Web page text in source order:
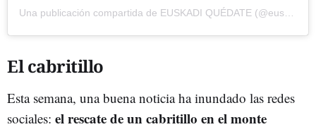
Una publicación compartida de EUSKADI QUÉDATE (@euskadiquedate_etb)
El cabritillo
Esta semana, una buena noticia ha inundado las redes
sociales: el rescate de un cabritillo en el monte